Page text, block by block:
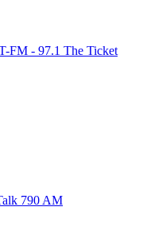
FM - 97.1 The Ticket
790 AM